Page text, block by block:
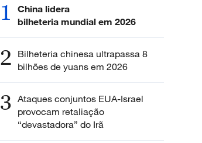
1
China lidera
bilheteria mundial em 2026
2 Bilheteria chinesa ultrapassa 8
bilhões de yuans em 2026
3 Ataques conjuntos EUA-Israel
provocam retaliação
“devastadora” do Irã